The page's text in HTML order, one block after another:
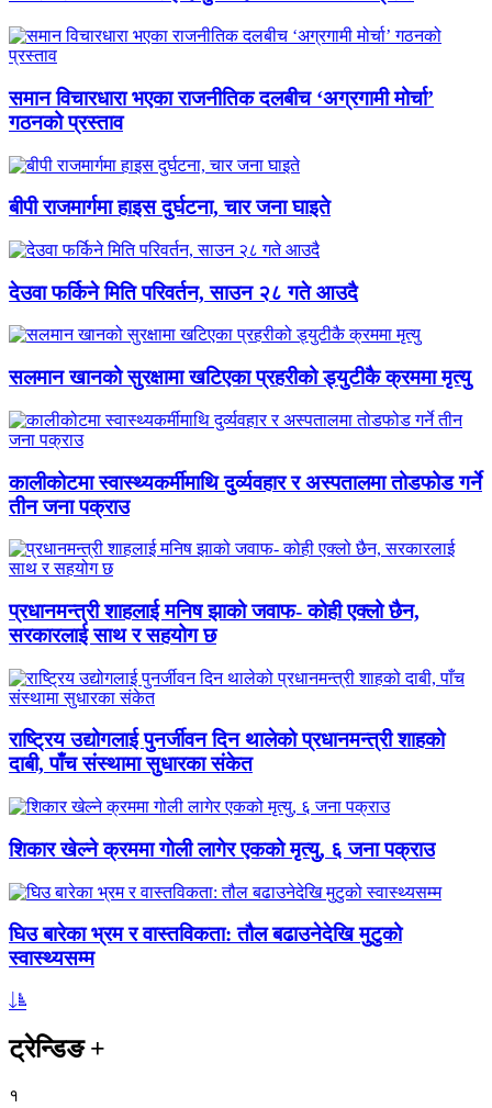
समान विचारधारा भएका राजनीतिक दलबीच ‘अग्रगामी मोर्चा’
गठनको प्रस्ताव
बीपी राजमार्गमा हाइस दुर्घटना, चार जना घाइते
देउवा फर्किने मिति परिवर्तन, साउन २८ गते आउदै
सलमान खानको सुरक्षामा खटिएका प्रहरीको ड्युटीकै क्रममा मृत्यु
कालीकोटमा स्वास्थ्यकर्मीमाथि दुर्व्यवहार र अस्पतालमा तोडफोड गर्ने
तीन जना पक्राउ
प्रधानमन्त्री शाहलाई मनिष झाको जवाफ- कोही एक्लो छैन,
सरकारलाई साथ र सहयोग छ
राष्ट्रिय उद्योगलाई पुनर्जीवन दिन थालेको प्रधानमन्त्री शाहको
दाबी, पाँच संस्थामा सुधारका संकेत
शिकार खेल्ने क्रममा गोली लागेर एकको मृत्यु, ६ जना पक्राउ
घिउ बारेका भ्रम र वास्तविकता: तौल बढाउनेदेखि मुटुको
स्वास्थ्यसम्म
ट्रेन्डिङ+
१